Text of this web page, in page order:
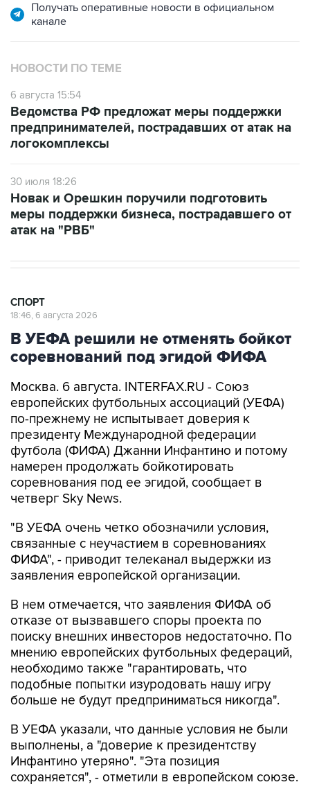
Получать оперативные новости в официальном
канале
НОВОСТИ ПО ТЕМЕ
6 августа 15:54
Ведомства РФ предложат меры поддержки
предпринимателей, пострадавших от атак на
логокомплексы
30 июля 18:26
Новак и Орешкин поручили подготовить
меры поддержки бизнеса, пострадавшего от
атак на "РВБ"
СПОРТ
18:46, 6 августа 2026
В УЕФА решили не отменять бойкот
соревнований под эгидой ФИФА
Москва. 6 августа. INTERFAX.RU - Союз
европейских футбольных ассоциаций (УЕФА)
по-прежнему не испытывает доверия к
президенту Международной федерации
футбола (ФИФА) Джанни Инфантино и потому
намерен продолжать бойкотировать
соревнования под ее эгидой, сообщает в
четверг Sky News.
"В УЕФА очень четко обозначили условия,
связанные с неучастием в соревнованиях
ФИФА", - приводит телеканал выдержки из
заявления европейской организации.
В нем отмечается, что заявления ФИФА об
отказе от вызвавшего споры проекта по
поиску внешних инвесторов недостаточно. По
мнению европейских футбольных федераций,
необходимо также "гарантировать, что
подобные попытки изуродовать нашу игру
больше не будут предприниматься никогда".
В УЕФА указали, что данные условия не были
выполнены, а "доверие к президентству
Инфантино утеряно". "Эта позиция
сохраняется", - отметили в европейском союзе.